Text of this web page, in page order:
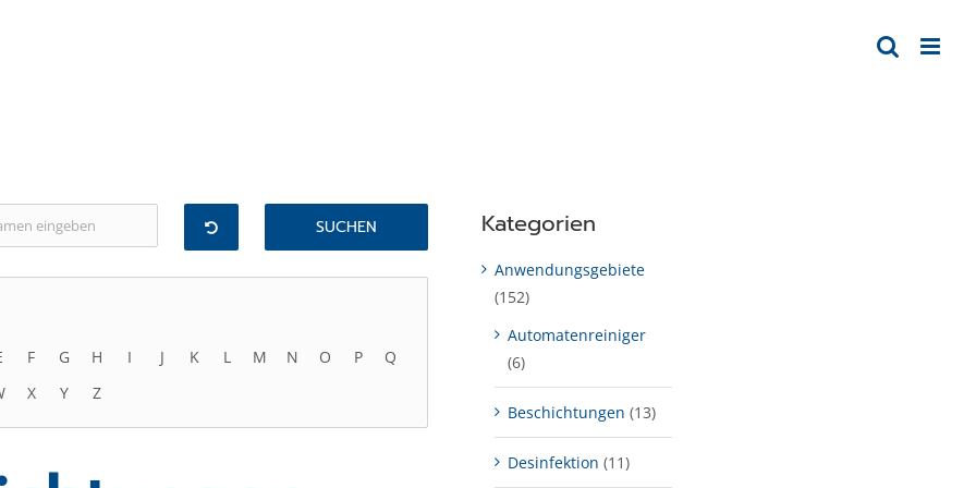
F G H I J K L M N O P
Q
X Y Z
Kategorien
Anwendungsgebiete
(152)
Automatenreiniger
(6)
Beschichtungen (13)
Desinfektion (11)